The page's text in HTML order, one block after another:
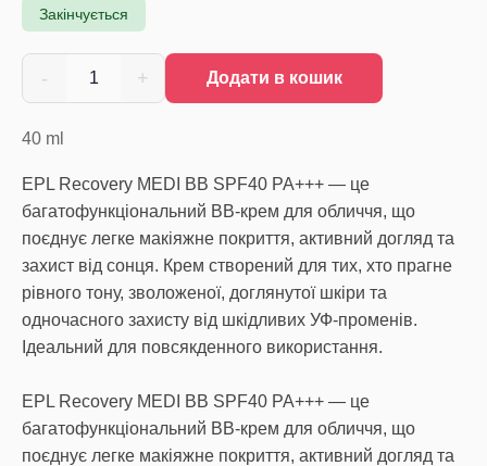
Закінчується
- 1 + Додати в кошик
40 ml
EPL Recovery MEDI BB SPF40 PA+++ — це
багатофункціональний ВВ-крем для обличчя, що
поєднує легке макіяжне покриття, активний догляд та
захист від сонця. Крем створений для тих, хто прагне
рівного тону, зволоженої, доглянутої шкіри та
одночасного захисту від шкідливих УФ-променів.
Ідеальний для повсякденного використання.
EPL Recovery MEDI BB SPF40 PA+++ — це
багатофункціональний ВВ-крем для обличчя, що
поєднує легке макіяжне покриття, активний догляд та